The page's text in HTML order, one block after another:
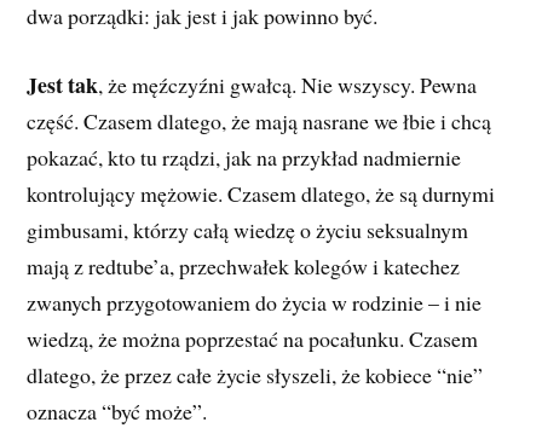
dwa porządki: jak jest i jak powinno być.
Jest tak, że męźczyźni gwałcą. Nie wszyscy. Pewna
część. Czasem dlatego, że mają nasrane we łbie i chcą
pokazać, kto tu rządzi, jak na przykład nadmiernie
kontrolujący mężowie. Czasem dlatego, że są durnymi
gimbusami, którzy całą wiedzę o życiu seksualnym
mają z redtube’a, przechwałek kolegów i katechez
zwanych przygotowaniem do życia w rodzinie – i nie
wiedzą, że można poprzestać na pocałunku. Czasem
dlatego, że przez całe życie słyszeli, że kobiece “nie”
oznacza “być może”.